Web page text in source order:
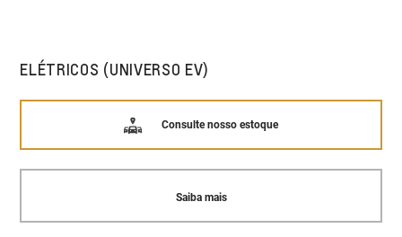
ELÉTRICOS (UNIVERSO EV)
Consulte nosso estoque
Saiba mais